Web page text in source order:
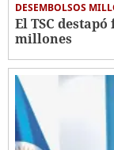
DESEMBOLSOS
El TSC
millones